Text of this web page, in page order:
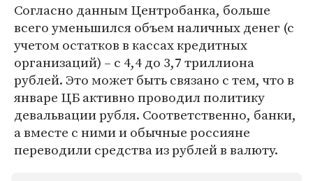
Согласно данным Центробанка, больше
всего уменьшился объем наличных денег (с
учетом остатков в кассах кредитных
организаций) – с 4,4 до 3,7 триллиона
рублей. Это может быть связано с тем, что в
январе ЦБ активно проводил политику
девальвации рубля. Соответственно, банки,
а вместе с ними и обычные россияне
переводили средства из рублей в валюту.